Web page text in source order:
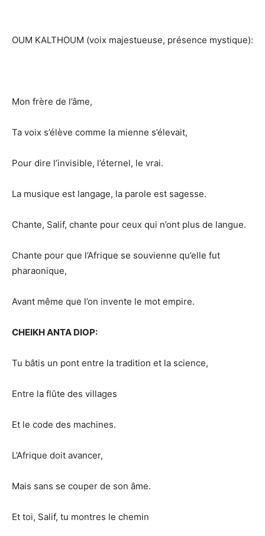
OUM KALTHOUM (voix majestueuse, présence mystique):
Mon frère de l’âme,
Ta voix s’élève comme la mienne s’élevait,
Pour dire l’invisible, l’éternel, le vrai.
La musique est langage, la parole est sagesse.
Chante, Salif, chante pour ceux qui n’ont plus de langue.
Chante pour que l’Afrique se souvienne qu’elle fut
pharaonique,
Avant même que l’on invente le mot empire.
CHEIKH ANTA DIOP:
Tu bâtis un pont entre la tradition et la science,
Entre la flûte des villages
Et le code des machines.
L’Afrique doit avancer,
Mais sans se couper de son âme.
Et toi, Salif, tu montres le chemin